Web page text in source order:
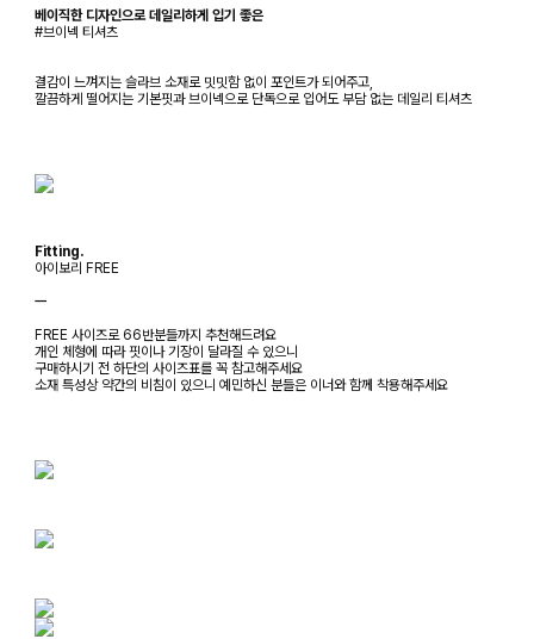
베이직한 디자인으로 데일리하게 입기 좋은
#브이넥 티셔츠
결감이 느껴지는 슬라브 소재로 밋밋함 없이 포인트가 되어주고,
깔끔하게 떨어지는 기본핏과 브이넥으로 단독으로 입어도 부담 없는 데일리 티셔츠
Fitting.
아이보리 FREE
ㅡ
FREE 사이즈로 66반분들까지 추천해드려요
개인 체형에 따라 핏이나 기장이 달라질 수 있으니
구매하시기 전 하단의 사이즈표를 꼭 참고해주세요
소재 특성상 약간의 비침이 있으니 예민하신 분들은 이너와 함께 착용해주세요